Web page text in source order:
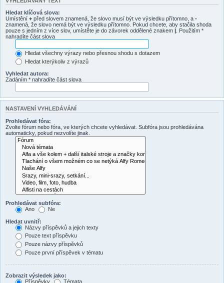
Hledat klíčová slova:
Umístění + před slovem znamená, že slovo musí být ve výsledku přítomno, a -
znamená, že slovo nemá být ve výsledku přítomno. Pokud chcete, aby stačila shoda
pouze s jedním z více slov, umístěte je do závorek oddělené znakem | . Použitím *
nahradíte část slova
Hledat všechny výrazy nebo přesnou shodu s dotazem
Hledat kterýkoliv z výrazů
Vyhledat autora:
Zadáním * nahradíte část slova
NASTAVENÍ VYHLEDÁVÁNÍ
Prohledávat fóra:
Zvolte fórum nebo fóra, ve kterých chcete vyhledávat. Subfóra jsou prohledávána
automaticky, pokud nezvolíte jinak.
Prohledávat subfóra:
Ano
Ne
Hledat uvnitř:
Názvy příspěvků a jejich texty
Pouze text příspěvku
Pouze názvy příspěvků
Pouze první příspěvek v tématu
Zobrazit výsledek jako:
Příspěvky
Témata